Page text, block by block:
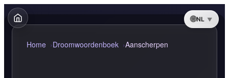
NL
Home Droomwoordenboek Aanscherpen